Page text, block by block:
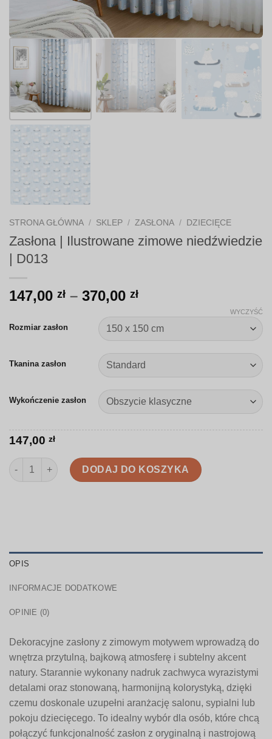
STRONA GŁÓWNA / SKLEP / ZASŁONA / DZIECIĘCE
Zasłona | Ilustrowane zimowe niedźwiedzie
| D013
147,00 zł – 370,00 złZakres
od
147,00 zł
do
370,00 zł
Rozmiar zasłon
Tkanina zasłon
Wykończenie zasłon
WYCZYŚĆ
147,00 zł
ilość Zasłona | Ilustrowane zimowe niedźwiedzie | D013
DODAJ DO KOSZYKA
OPIS
INFORMACJE DODATKOWE
OPINIE (0)
Dekoracyjne zasłony z zimowym motywem wprowadzą do
wnętrza przytulną, bajkową atmosferę i subtelny akcent
natury. Starannie wykonany nadruk zachwyca wyrazistymi
detalami oraz stonowaną, harmonijną kolorystyką, dzięki
czemu doskonale uzupełni aranżację salonu, sypialni lub
pokoju dziecięcego. To idealny wybór dla osób, które chcą
połączyć funkcjonalność zasłon z oryginalną i nastrojową